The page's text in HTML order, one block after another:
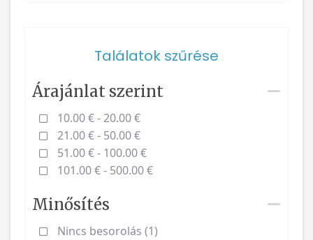
Találatok szűrése
Árajánlat szerint
10.00 € - 20.00 €
21.00 € - 50.00 €
51.00 € - 100.00 €
101.00 € - 500.00 €
Minősítés
Nincs besorolás (1)